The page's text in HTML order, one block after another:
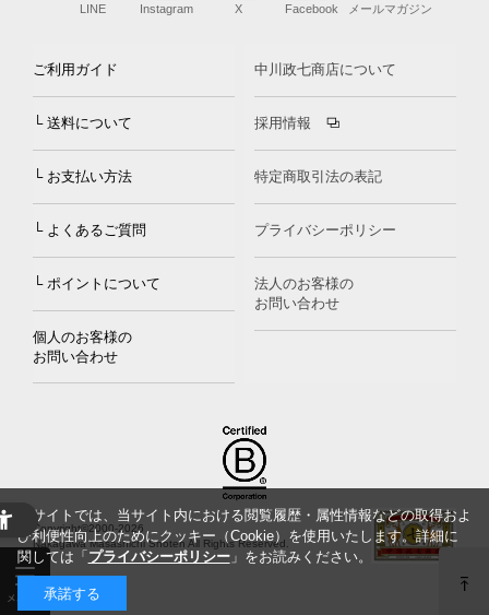
LINE Instagram X Facebook メールマガジン
ご利用ガイド
└ 送料について
└ お支払い方法
└ よくあるご質問
└ ポイントについて
個人のお客様の
お問い合わせ
中川政七商店について
採用情報
特定商取引法の表記
プライバシーポリシー
法人のお客様の
お問い合わせ
Copyright©2000-2026
Nakagawa Masashichi Shoten All Rights Reserved.
当サイトでは、当サイト内における閲覧履歴・属性情報などの取得およ
び利便性向上のためにクッキー（Cookie）を使用いたします。詳細に
関しては「 プライバシーポリシー」をお読みください。
承諾する